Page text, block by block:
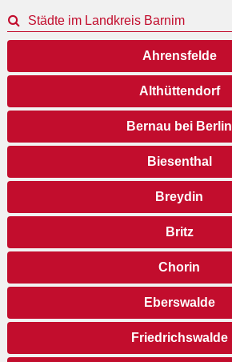
Städte im Landkreis Barnim
Ahrensfelde
Althüttendorf
Bernau bei Berlin
Biesenthal
Breydin
Britz
Chorin
Eberswalde
Friedrichswalde